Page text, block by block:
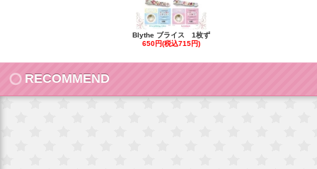
Blythe ブライス 1枚ず
650円(税込715円)
RECOMMEND